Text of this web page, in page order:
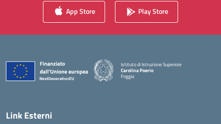
App Store Play Store
Istituto di Istruzione Superiore
Carolina Poerio
Foggia
— Visita la pagina iniziale della scuola
Link Esterni